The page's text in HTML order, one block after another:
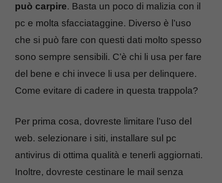
può carpire. Basta un poco di malizia con il
pc e molta sfacciataggine. Diverso è l’uso
che si può fare con questi dati molto spesso
sono sempre sensibili. C’è chi li usa per fare
del bene e chi invece li usa per delinquere.
Come evitare di cadere in questa trappola?
Per prima cosa, dovreste limitare l’uso del
web. selezionare i siti, installare sul pc
antivirus di ottima qualità e tenerli aggiornati.
Inoltre, dovreste cestinare le mail senza